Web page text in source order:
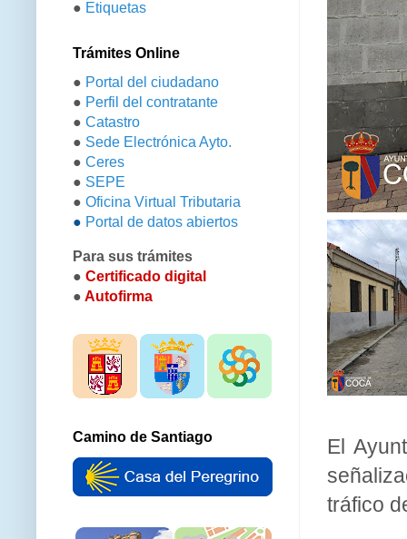
El
tráfico
● Etiquetas
Trámites Online
● Portal del ciudadano
● Perfil del contratante
● Catastro
● Sede Electrónica Ayto.
● Ceres
● SEPE
● Oficina Virtual Tributaria
● Portal de datos abiertos
Para sus trámites
● Certificado digital
● Autofirma
Camino de Santiago